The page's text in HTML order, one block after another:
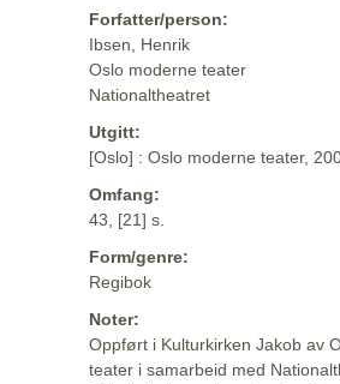
Forfatter/person:
Ibsen, Henrik
Oslo moderne teater
Nationaltheatret
Utgitt:
[Oslo] : Oslo moderne teater,
Omfang:
43, [21] s.
Form/genre:
Regibok
Noter:
Oppført i Kulturkirken Jakob av
teater i samarbeid med